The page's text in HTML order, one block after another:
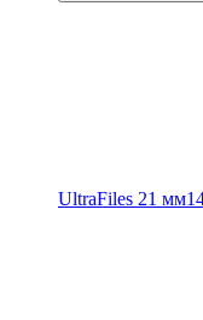
UltraFiles 21 мм